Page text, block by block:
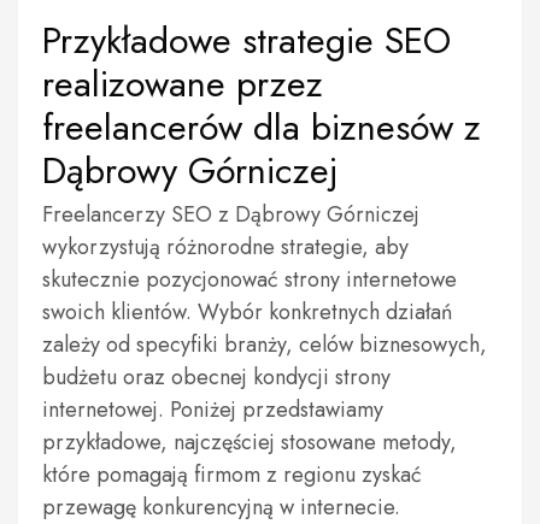
Przykładowe strategie SEO
realizowane przez
freelancerów dla biznesów z
Dąbrowy Górniczej
Freelancerzy SEO z Dąbrowy Górniczej
wykorzystują różnorodne strategie, aby
skutecznie pozycjonować strony internetowe
swoich klientów. Wybór konkretnych działań
zależy od specyfiki branży, celów biznesowych,
budżetu oraz obecnej kondycji strony
internetowej. Poniżej przedstawiamy
przykładowe, najczęściej stosowane metody,
które pomagają firmom z regionu zyskać
przewagę konkurencyjną w internecie.